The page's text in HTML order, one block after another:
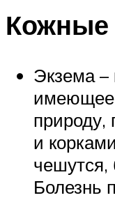
Кожные
Экзема –
имеющее
и
чешутся,
Болезнь